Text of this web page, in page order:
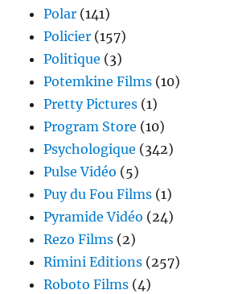
Polar (141)
Policier (157)
Politique (3)
Potemkine Films (10)
Pretty Pictures (1)
Program Store (10)
Psychologique (342)
Pulse Vidéo (5)
Puy du Fou Films (1)
Pyramide Vidéo (24)
Rezo Films (2)
Rimini Editions (257)
Roboto Films (4)